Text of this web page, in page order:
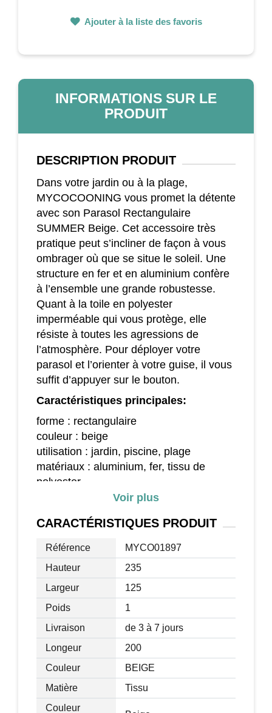
Ajouter à la liste des favoris
INFORMATIONS SUR LE
PRODUIT
DESCRIPTION PRODUIT
Dans votre jardin ou à la plage,
MYCOCOONING vous promet la détente
avec son Parasol Rectangulaire
SUMMER Beige. Cet accessoire très
pratique peut s’incliner de façon à vous
ombrager où que se situe le soleil. Une
structure en fer et en aluminium confère
à l’ensemble une grande robustesse.
Quant à la toile en polyester
imperméable qui vous protège, elle
résiste à toutes les agressions de
l’atmosphère. Pour déployer votre
parasol et l’orienter à votre guise, il vous
suffit d’appuyer sur le bouton.
Caractéristiques principales:
forme : rectangulaire
couleur : beige
utilisation : jardin, piscine, plage
matériaux : aluminium, fer, tissu de
polyester
taille : (L x l x H) 2 x 1.25 x 2.35 m
dimension des entretoises : 10 x 10 mm
ouverture et inclinaison manuelle avec
un bouton
toile imperméable en polyester 160 g/m²
avec bordure
tige démontable avec fixation par verrou
de sécurité
base de lestage non incluse
Voir plus
CARACTÉRISTIQUES PRODUIT
Référence
MYCO01897
Hauteur
235
Largeur
125
Poids
1
Livraison
de 3 à 7 jours
Longeur
200
Couleur
BEIGE
Matière
Tissu
Couleur